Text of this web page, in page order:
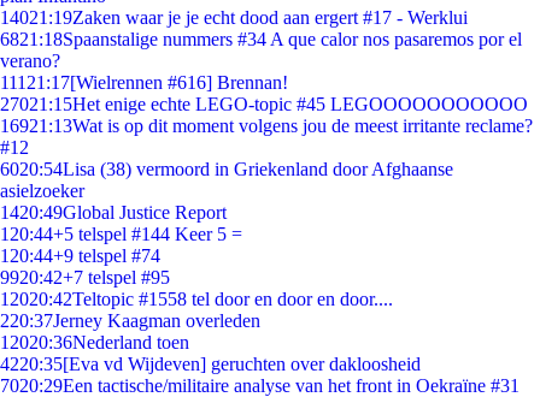
14021:19Zaken waar je je echt dood aan ergert #17 - Werklui
6821:18Spaanstalige nummers #34 A que calor nos pasaremos por el
verano?
111 21:17[Wielrennen #616] Brennan!
27021:15Het enige echte LEGO-topic #45 LEGOOOOOOOOOOO
16921:13Wat is op dit moment volgens jou de meest irritante reclame?
#12
6020:54Lisa (38) vermoord in Griekenland door Afghaanse
asielzoeker
1420:49Global Justice Report
1 20:44+5 telspel #144 Keer 5 =
1 20:44+9 telspel #74
9920:42+7 telspel #95
12020:42Teltopic #1558 tel door en door en door....
220:37Jerney Kaagman overleden
12020:36Nederland toen
4220:35[Eva vd Wijdeven] geruchten over dakloosheid
7020:29Een tactische/militaire analyse van het front in Oekraïne #31